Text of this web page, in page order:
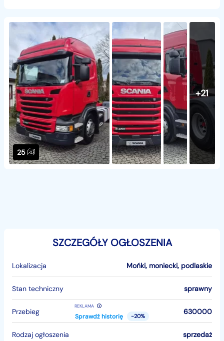
25
+21
SZCZEGÓŁY OGŁOSZENIA
Lokalizacja Mońki, moniecki, podlaskie
Stan techniczny sprawny
Przebieg
REKLAMA
Sprawdź historię -20%
630000
Rodzaj ogłoszenia sprzedaż